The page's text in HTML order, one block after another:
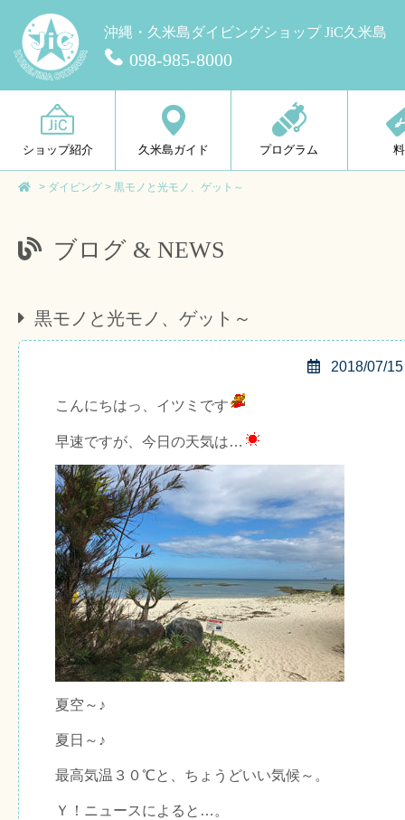
沖縄・久米島ダイビングショップ JiC久米島
098-985-8000
ショップ紹介 久米島ガイド プログラム
> ダイビング > 黒モノと光モノ、ゲット～
ブログ & NEWS
黒モノと光モノ、ゲット～
2018/07/15
こんにちはっ、イツミです
早速ですが、今日の天気は…
夏空～♪
夏日～♪
最高気温３０℃と、ちょうどいい気候～。
Ｙ！ニュースによると…。